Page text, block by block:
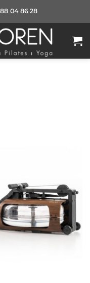
88 04 86 28